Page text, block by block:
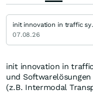
init innovation in
und
(z.B. Intermodal
init
07.08.26